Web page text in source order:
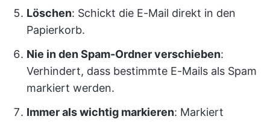
Löschen: Schickt die E-Mail direkt in den
Papierkorb.
Nie in den Spam-Ordner verschieben:
Verhindert, dass bestimmte E-Mails als Spam
markiert werden.
Immer als wichtig markieren: Markiert